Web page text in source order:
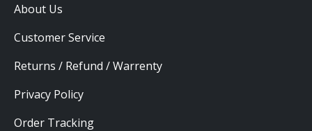
About Us
Customer Service
Returns / Refund / Warrenty
Privacy Policy
Order Tracking